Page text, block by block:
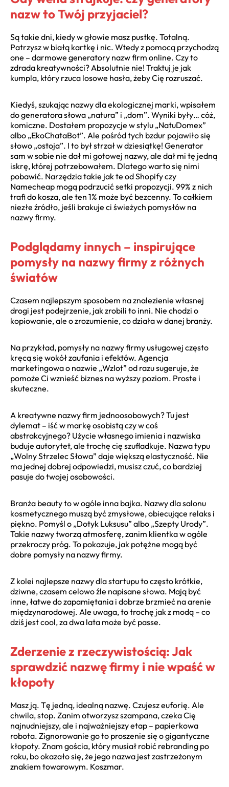
nazw to Twój przyjaciel?
Są takie dni, kiedy w głowie masz pustkę. Totalną.
Patrzysz w białą kartkę i nic. Wtedy z pomocą przychodzą
one – darmowe generatory nazw firm online. Czy to
zdrada kreatywności? Absolutnie nie! Traktuj je jak
kumpla, który rzuca losowe hasła, żeby Cię rozruszać.
Kiedyś, szukając nazwy dla ekologicznej marki, wpisałem
do generatora słowa „natura” i „dom”. Wyniki były… cóż,
komiczne. Dostałem propozycje w stylu „NatuDomex”
albo „EkoChataBot”. Ale pośród tych bzdur pojawiło się
słowo „ostoja”. I to był strzał w dziesiątkę! Generator
sam w sobie nie dał mi gotowej nazwy, ale dał mi tę jedną
iskrę, której potrzebowałem. Dlatego warto się nimi
pobawić. Narzędzia takie jak te od Shopify czy
Namecheap mogą podrzucić setki propozycji. 99% z nich
trafi do kosza, ale ten 1% może być bezcenny. To całkiem
niezłe źródło, jeśli brakuje ci świeżych pomysłów na
nazwy firmy.
Podglądamy innych – inspirujące
pomysły na nazwy firmy z różnych
światów
Czasem najlepszym sposobem na znalezienie własnej
drogi jest podejrzenie, jak zrobili to inni. Nie chodzi o
kopiowanie, ale o zrozumienie, co działa w danej branży.
Na przykład, pomysły na nazwy firmy usługowej często
kręcą się wokół zaufania i efektów. Agencja
marketingowa o nazwie „Wzlot” od razu sugeruje, że
pomoże Ci wznieść biznes na wyższy poziom. Proste i
skuteczne.
A kreatywne nazwy firm jednoosobowych? Tu jest
dylemat – iść w markę osobistą czy w coś
abstrakcyjnego? Użycie własnego imienia i nazwiska
buduje autorytet, ale trochę cię szufladkuje. Nazwa typu
„Wolny Strzelec Słowa” daje większą elastyczność. Nie
ma jednej dobrej odpowiedzi, musisz czuć, co bardziej
pasuje do twojej osobowości.
Branża beauty to w ogóle inna bajka. Nazwy dla salonu
kosmetycznego muszą być zmysłowe, obiecujące relaks i
piękno. Pomyśl o „Dotyk Luksusu” albo „Szepty Urody”.
Takie nazwy tworzą atmosferę, zanim klientka w ogóle
przekroczy próg. To pokazuje, jak potężne mogą być
dobre pomysły na nazwy firmy.
Z kolei najlepsze nazwy dla startupu to często krótkie,
dziwne, czasem celowo źle napisane słowa. Mają być
inne, łatwe do zapamiętania i dobrze brzmieć na arenie
międzynarodowej. Ale uwaga, to trochę jak z modą – co
dziś jest cool, za dwa lata może być passe.
Zderzenie z rzeczywistością: Jak
sprawdzić nazwę firmy i nie wpaść w
kłopoty
Masz ją. Tę jedną, idealną nazwę. Czujesz euforię. Ale
chwila, stop. Zanim otworzysz szampana, czeka Cię
najnudniejszy, ale i najważniejszy etap – papierkowa
robota. Zignorowanie go to proszenie się o gigantyczne
kłopoty. Znam gościa, który musiał robić rebranding po
roku, bo okazało się, że jego nazwa jest zastrzeżonym
znakiem towarowym. Koszmar.